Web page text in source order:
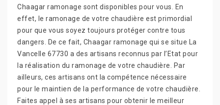
Chaagar ramonage sont disponibles pour vous. En
effet, le ramonage de votre chaudière est primordial
pour que vous soyez toujours protéger contre tous
dangers. De ce fait, Chaagar ramonage qui se situe La
Vancelle 67730 a des artisans reconnus par l’Etat pour
la réalisation du ramonage de votre chaudière. Par
ailleurs, ces artisans ont la compétence nécessaire
pour le maintien de la performance de votre chaudière.
Faites appel à ses artisans pour obtenir le meilleur